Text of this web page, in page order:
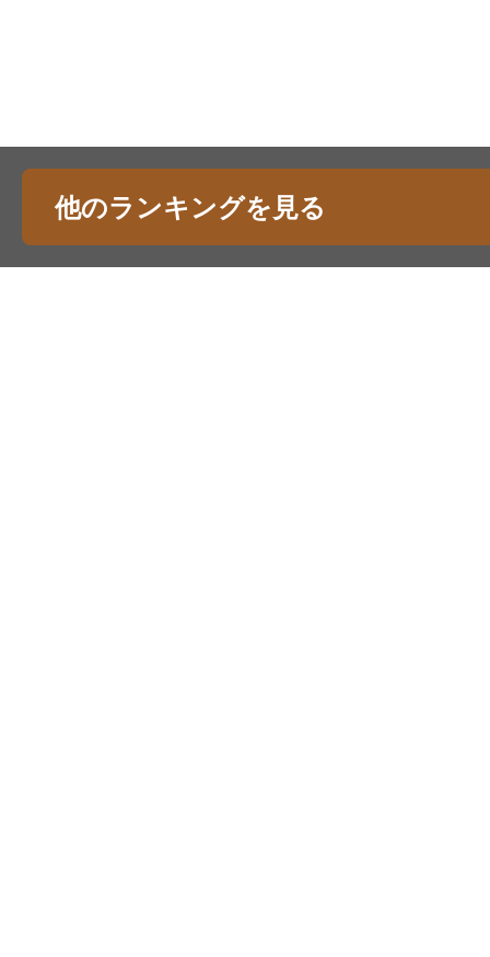
他のランキングを見る